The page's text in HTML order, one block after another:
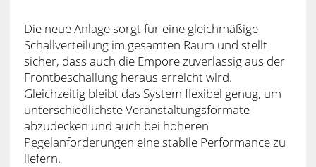
Die neue Anlage sorgt für eine gleichmäßige
Schallverteilung im gesamten Raum und stellt
sicher, dass auch die Empore zuverlässig aus der
Frontbeschallung heraus erreicht wird.
Gleichzeitig bleibt das System flexibel genug, um
unterschiedlichste Veranstaltungsformate
abzudecken und auch bei höheren
Pegelanforderungen eine stabile Performance zu
liefern.